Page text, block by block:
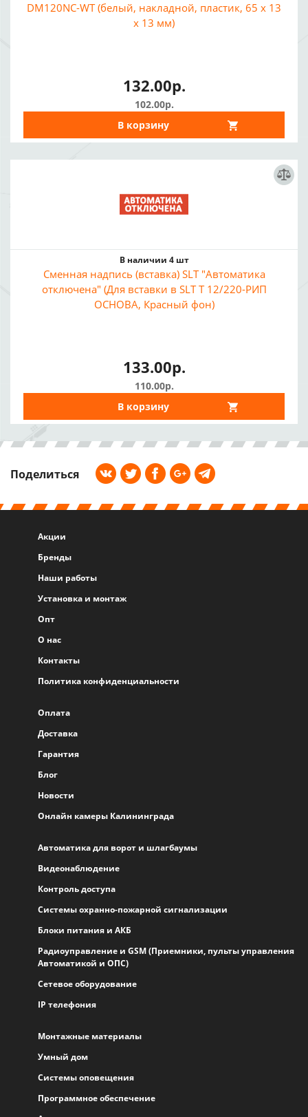
DM120NC-WT (белый, накладной, пластик, 65 х 13
х 13 мм)
132.00р.
102.00р.
В корзину
В наличии 4 шт
Сменная надпись (вставка) SLT "Автоматика
отключена" (Для вставки в SLT Т 12/220-РИП
ОСНОВА, Красный фон)
133.00р.
110.00р.
В корзину
Поделиться
Акции
Бренды
Наши работы
Установка и монтаж
Опт
О нас
Контакты
Политика конфиденциальности
Оплата
Доставка
Гарантия
Блог
Новости
Онлайн камеры Калининграда
Автоматика для ворот и шлагбаумы
Видеонаблюдение
Контроль доступа
Системы охранно-пожарной сигнализации
Блоки питания и АКБ
Радиоуправление и GSM (Приемники, пульты управления
Автоматикой и ОПС)
Сетевое оборудование
IP телефония
Монтажные материалы
Умный дом
Системы оповещения
Программное обеспечение